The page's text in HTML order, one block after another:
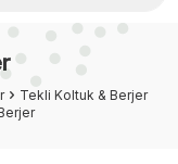
Tekli Koltuk & Berjer